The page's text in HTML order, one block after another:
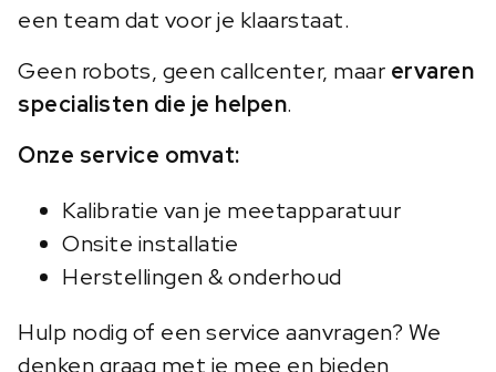
een team dat voor je klaarstaat.
Geen robots, geen callcenter, maar ervaren
specialisten die je helpen.
Onze service omvat:
Kalibratie van je meetapparatuur
Onsite installatie
Herstellingen & onderhoud
Hulp nodig of een service aanvragen? We
denken graag met je mee en bieden